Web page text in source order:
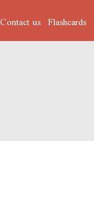
Contact us Flashcards